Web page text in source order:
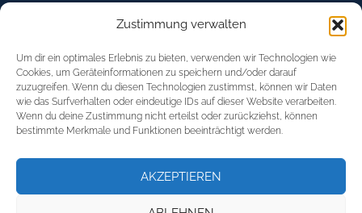
Zustimmung verwalten
Um dir ein optimales Erlebnis zu bieten, verwenden wir Technologien wie
Cookies, um Geräteinformationen zu speichern und/oder darauf
zuzugreifen. Wenn du diesen Technologien zustimmst, können wir Daten
wie das Surfverhalten oder eindeutige IDs auf dieser Website verarbeiten.
Wenn du deine Zustimmung nicht erteilst oder zurückziehst, können
bestimmte Merkmale und Funktionen beeinträchtigt werden.
AKZEPTIEREN
Cookie-Richtlinie (EU)
Service
Deutschkurse
Berufsvorbereitungskurse
telc Deutsch Prüfungen
Mitarbeiter-Recruiting